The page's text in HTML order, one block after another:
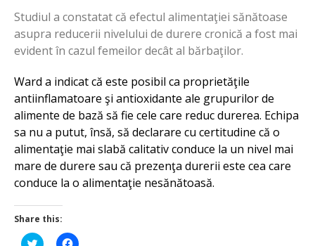
Studiul a constatat că efectul alimentaţiei sănătoase
asupra reducerii nivelului de durere cronică a fost mai
evident în cazul femeilor decât al bărbaţilor.
Ward a indicat că este posibil ca proprietăţile
antiinflamatoare şi antioxidante ale grupurilor de
alimente de bază să fie cele care reduc durerea. Echipa
sa nu a putut, însă, să declarare cu certitudine că o
alimentaţie mai slabă calitativ conduce la un nivel mai
mare de durere sau că prezenţa durerii este cea care
conduce la o alimentaţie nesănătoasă.
Share this:
Click Click